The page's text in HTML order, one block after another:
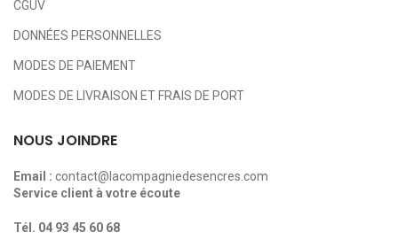
CGUV
DONNÉES PERSONNELLES
MODES DE PAIEMENT
MODES DE LIVRAISON ET FRAIS DE PORT
NOUS JOINDRE
Email : contact@lacompagniedesencres.com
Service client à votre écoute
Tél. 04 93 45 60 68